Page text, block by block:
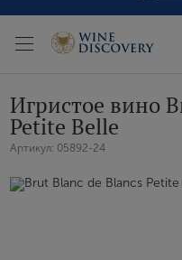
Игристое вино
Petite Belle
Артикул: 05892-24